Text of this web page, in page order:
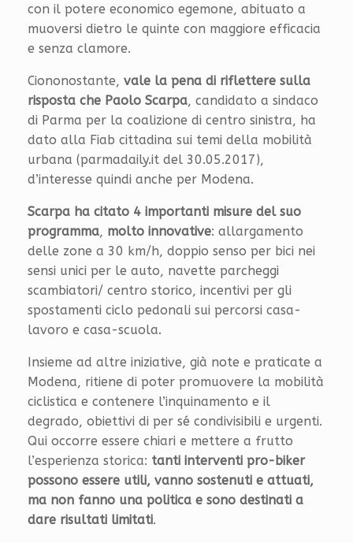
con il potere economico egemone, abituato a
muoversi dietro le quinte con maggiore efficacia
e senza clamore.
Ciononostante, vale la pena di riflettere sulla
risposta che Paolo Scarpa, candidato a sindaco
di Parma per la coalizione di centro sinistra, ha
dato alla Fiab cittadina sui temi della mobilità
urbana (parmadaily.it del 30.05.2017),
d’interesse quindi anche per Modena.
Scarpa ha citato 4 importanti misure del suo
programma, molto innovative: allargamento
delle zone a 30 km/h, doppio senso per bici nei
sensi unici per le auto, navette parcheggi
scambiatori/ centro storico, incentivi per gli
spostamenti ciclo pedonali sui percorsi casa-
lavoro e casa-scuola.
Insieme ad altre iniziative, già note e praticate a
Modena, ritiene di poter promuovere la mobilità
ciclistica e contenere l’inquinamento e il
degrado, obiettivi di per sé condivisibili e urgenti.
Qui occorre essere chiari e mettere a frutto
l’esperienza storica: tanti interventi pro-biker
possono essere utili, vanno sostenuti e attuati,
ma non fanno una politica e sono destinati a
dare risultati limitati.